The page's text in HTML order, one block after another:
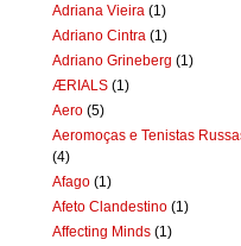
Adriana Vieira (1)
Adriano Cintra (1)
Adriano Grineberg (1)
ÆRIALS (1)
Aero (5)
Aeromoças e Tenistas
(4)
Afago (1)
Afeto Clandestino (1)
Affecting Minds (1)